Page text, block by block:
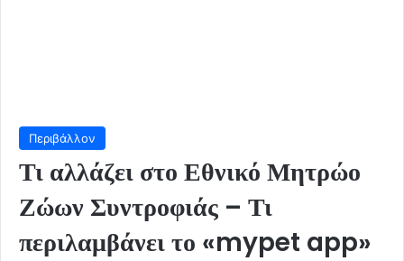
Περιβάλλον
Τι αλλάζει στο Εθνικό Μητρώο
Ζώων Συντροφιάς – Τι
περιλαμβάνει το «mypet app»